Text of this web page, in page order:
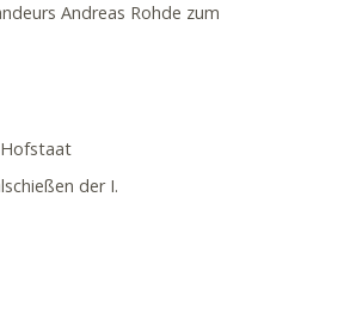
Andreas Rohde zum
der I.